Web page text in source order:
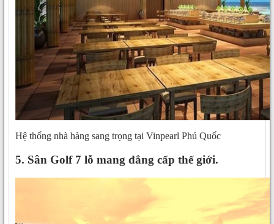
Hệ thống nhà hàng sang trọng tại Vinpearl Phú Quốc
5. Sân Golf 7 lỗ mang đẳng cấp thế giới.